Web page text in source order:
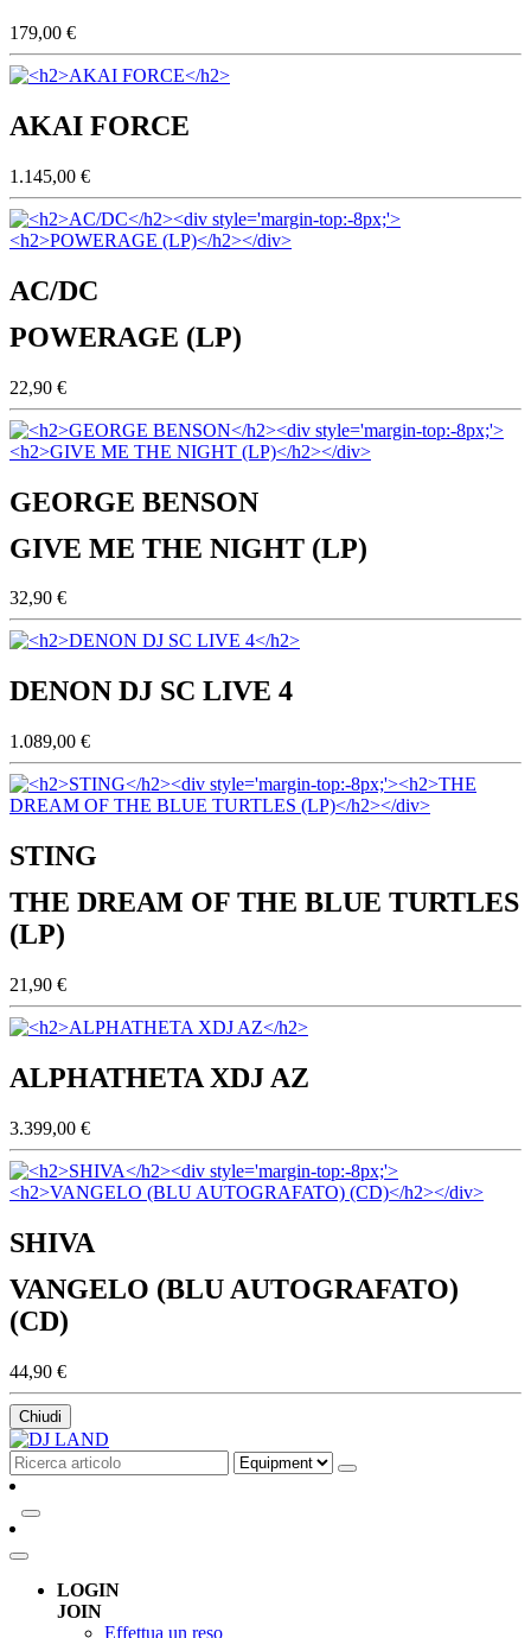
179,00 €
AKAI FORCE
1.145,00 €
AC/DC
POWERAGE (LP)
22,90 €
GEORGE BENSON
GIVE ME THE NIGHT (LP)
32,90 €
DENON DJ SC LIVE 4
1.089,00 €
STING
THE DREAM OF THE BLUE TURTLES
(LP)
21,90 €
ALPHATHETA XDJ AZ
3.399,00 €
SHIVA
VANGELO (BLU AUTOGRAFATO)
(CD)
44,90 €
Chiudi
LOGIN
JOIN
Effettua un reso